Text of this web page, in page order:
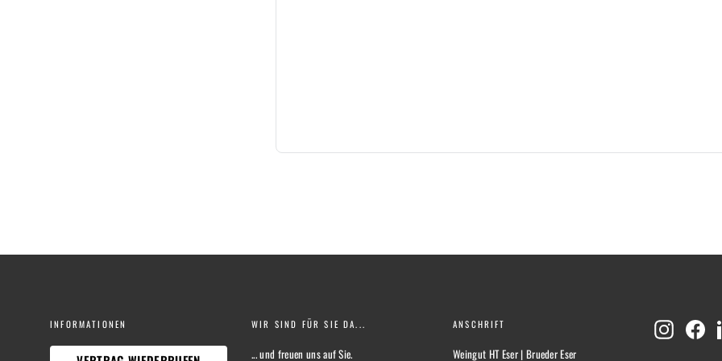
INFORMATIONEN WIR SIND FÜR SIE DA...
... und freuen uns auf Sie.
ANSCHRIFT
Weingut HT Eser | Brueder Eser
Instagram